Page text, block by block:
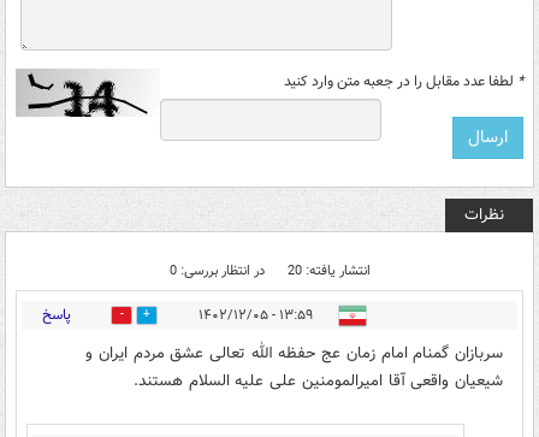
* لطفا عدد مقابل را در جعبه متن وارد کنید
نظرات
انتشار یافته: 20 در انتظار بررسی: 0
۱۳:۵۹ - ۱۴۰۲/۱۲/۰۵ 39 پاسخ
سربازان گمنام امام زمان عج حفظه الله تعالی عشق مردم ایران و
شیعیان واقعی آقا امیرالمومنین علی علیه السلام هستند.